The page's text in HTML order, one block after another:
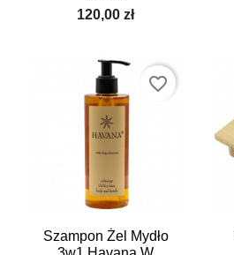
120,00 zł
Szampon Żel Mydło
favorite_border